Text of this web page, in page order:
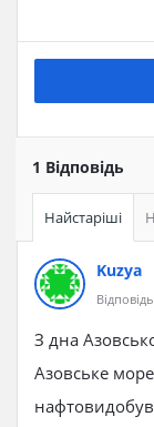
1 Відповідь
Найстаріші
Kuzya
З дна
Азовське